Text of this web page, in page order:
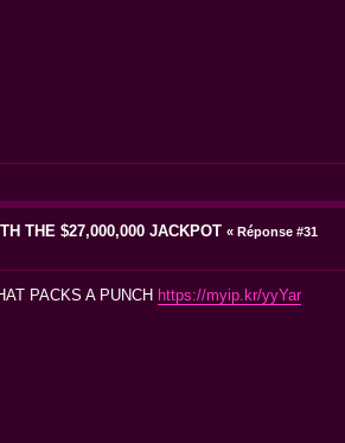
THE $27,000,000 JACKPOT « Réponse #31
PACKS A PUNCH https://myip.kr/yyYar